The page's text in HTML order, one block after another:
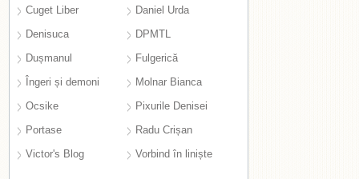
Cuget Liber
Daniel Urda
Denisuca
DPMTL
Dușmanul
Fulgerică
Îngeri și demoni
Molnar Bianca
Ocsike
Pixurile Denisei
Portase
Radu Crișan
Victor's Blog
Vorbind în liniște